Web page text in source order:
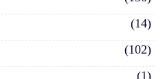
(14)
(102)
(1)